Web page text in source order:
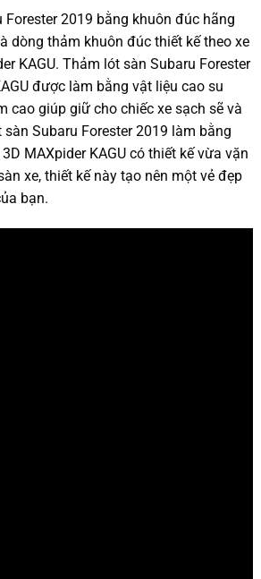
2019 bằng khuôn đúc hãng
dòng thảm khuôn đúc thiết kế theo xe
KAGU. Thảm lót sàn Subaru Forester
được làm bằng vật liệu cao su
cao giúp giữ cho chiếc xe sạch sẽ và
Subaru Forester 2019 làm bằng
MAXpider KAGU có thiết kế vừa vặn
xe, thiết kế này tạo nên một vẻ đẹp
bạn.